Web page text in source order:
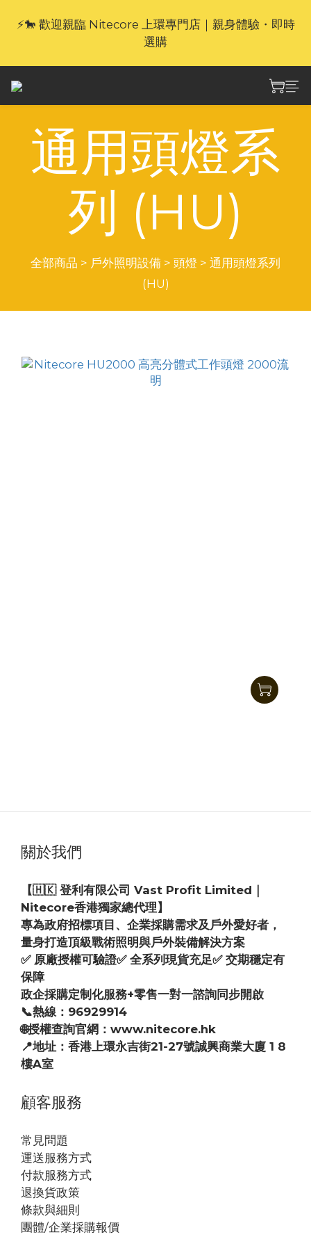
🎁官網限定｜享 6 重滿額禮（新品除外・贈品不享保
養服務）
⚡🐎 歡迎親臨 Nitecore 上環專門店｜親身體驗・即時
選購
🎁官網限定｜享 6 重滿額禮（新品除外・贈品不享保
養服務）
通用頭燈系
列 (HU)
全部商品 > 戶外照明設備 > 頭燈 > 通用頭燈系列
(HU)
關於我們
【🇭🇰 登利有限公司 Vast Profit Limited｜
Nitecore香港獨家總代理】
專為政府招標項目、企業採購需求及戶外愛好者，
量身打造頂級戰術照明與戶外裝備解決方案
✅ 原廠授權可驗證✅ 全系列現貨充足✅ 交期穩定有
保障
政企採購定制化服務+零售一對一諮詢同步開啟
📞熱線：96929914
🌐授權查詢官網：www.nitecore.hk
📍地址：香港上環永吉街21-27號誠興商業大廈 1 8
樓A室
顧客服務
常見問題
運送服務方式
付款服務方式
退換貨政策
條款與細則
團體/企業採購報價